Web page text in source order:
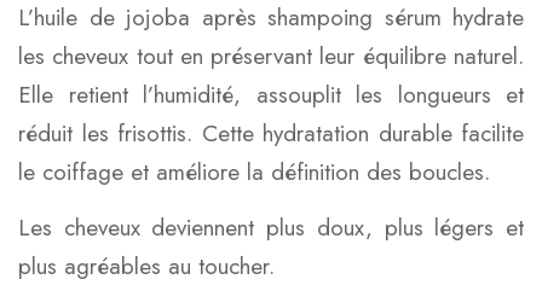
L’huile de jojoba après shampoing sérum hydrate
les cheveux tout en préservant leur équilibre naturel.
Elle retient l’humidité, assouplit les longueurs et
réduit les frisottis. Cette hydratation durable facilite
le coiffage et améliore la définition des boucles.
Les cheveux deviennent plus doux, plus légers et
plus agréables au toucher.